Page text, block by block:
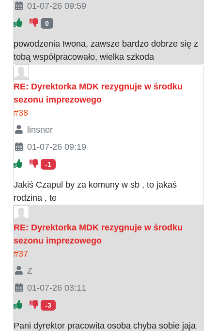
01-07-26 09:59
0
powodzenia Iwona, zawsze bardzo dobrze się z
tobą współpracowało, wielka szkoda
RE: Dyrektorka MDK rezygnuje w środku
sezonu imprezowego
#38
linsner
01-07-26 09:19
-1
Jakiś Czapul by za komuny w sb , to jakaś
rodzina , te
RE: Dyrektorka MDK rezygnuje w środku
sezonu imprezowego
#37
Z
01-07-26 03:11
-3
Pani dyrektor pracowita osoba chyba sobie jaja